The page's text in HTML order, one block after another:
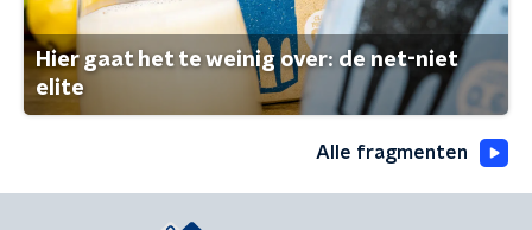
Hier gaat het te weinig over: de net-niet
elite
Alle fragmenten